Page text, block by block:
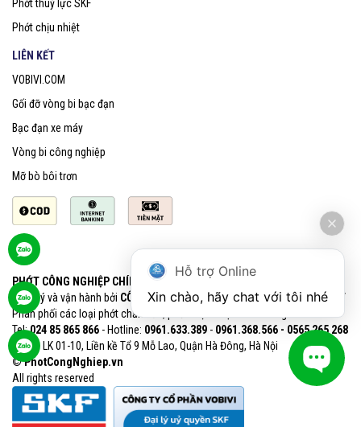
Phớt thuỷ lực SKF
Phớt chịu nhiệt
LIÊN KẾT
VOBIVI.COM
Gối đỡ vòng bi bạc đạn
Bạc đạn xe máy
Vòng bi công nghiệp
Mỡ bò bôi trơn
PHỚT CÔNG NGHIỆP CHÍNH HÃNG SKF
Quản lý và vận hành bởi CÔNG TY CỔ PHẦN VOBIVI - Đại lý uỷ quyền SKF
Phân phối các loại phớt chắn dầu, phớt chịu nhiệt chính hãng SKF
Tel:024 85 865 866 - Hotline: 0961.633.389​ - 0961.368.566 - 0565 265 268​
VPGD: LK 01-10, Liền kề Tổ 9 Mỗ Lao, Quận Hà Đông, Hà Nội
© PhotCongNghiep.vn
All rights reserved
Hỗ trợ Online
Xin chào, hãy chat với tôi nhé